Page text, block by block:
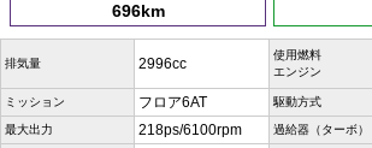
696km
排気量 2996cc
使用燃料
エンジン
ミッション フロア6AT 駆動方式
最大出力 218ps/6100rpm 過給器（ターボ）